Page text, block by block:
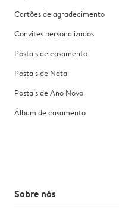
Cartões de agradecimento
Convites personalizados
Postais de casamento
Postais de Natal
Postais de Ano Novo
Álbum de casamento
Sobre nós